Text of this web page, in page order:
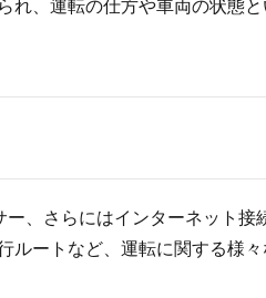
れ、運転の仕方や車両の状態と
、さらにはインターネット接
ルートなど、運転に関する様